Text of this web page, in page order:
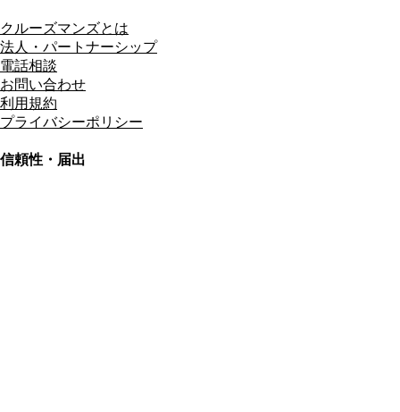
クルーズマンズとは
法人・パートナーシップ
電話相談
お問い合わせ
利用規約
プライバシーポリシー
信頼性・届出